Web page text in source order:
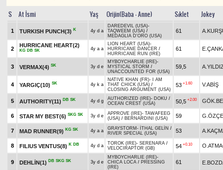
S At İsmi Yaş Orijin(Baba - Anne) Sıklet Jokey
1 TURKISH PUNCH(3) K 4y d a
DAREDEVIL (USA)-
TAQWEEM (USA) /
MEDAGLIA D'ORO (USA)
61
2
HURRICANE HEART(2)
KG DB SK 4y a a
LION HEART (USA)-
HURRICANE DANCER /
HURRICANE RUN (IRE)
61
3 VERMAX(4) SK 3y d e
MYBOYCHARLIE (IRE)-
MYSTICAL STORM /
UNACCOUNTED FOR (USA)
59,5
4 YARGIÇ(10) SK 4y k a
NATIVE KHAN (FR)-
I AM
THAT CHICK (USA) /
CLOSING ARGUMENT (USA)
53 +1.60 V.ABİŞ
5 AUTHORITY(11) DB SK 4y d g AUTHORIZED (IRE)- DOKU /
OCEAN CREST (USA)
50,5 +2.00
6 STAR MY BEST(6) SKG SK 3y d e APPROVE (IRE)- TAWAFEEG
(USA) / BERNARDINI (USA) 59
7 MAD RUNNER(9) KG SK 4y a a GRAYSTORM - İTHAL GELİN /
RIVER SPECIAL (USA)
53
8 FILIUS VENTUS(8) K DB 4y d a TOROK (IRE)- SERENARA /
VELOCIRAPTOR (GB)
54 +0.10
9 DEHLİN(1) DB SKG SK 3y d e
MYBOYCHARLIE (IRE)-
CHICA LOCA / PRESSING
(IRE)
61